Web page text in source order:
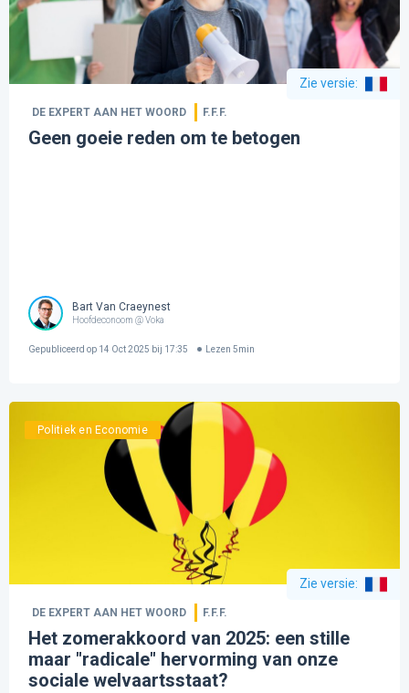
Zie versie:
DE EXPERT AAN HET WOORD F.F.F.
Geen goeie reden om te betogen
Bart Van Craeynest
Hoofdeconoom @ Voka
Gepubliceerd op 14 Oct 2025 bij 17:35 Lezen 5min
Politiek en Economie
Zie versie:
DE EXPERT AAN HET WOORD F.F.F.
Het zomerakkoord van 2025: een stille
maar "radicale" hervorming van onze
sociale welvaartsstaat?